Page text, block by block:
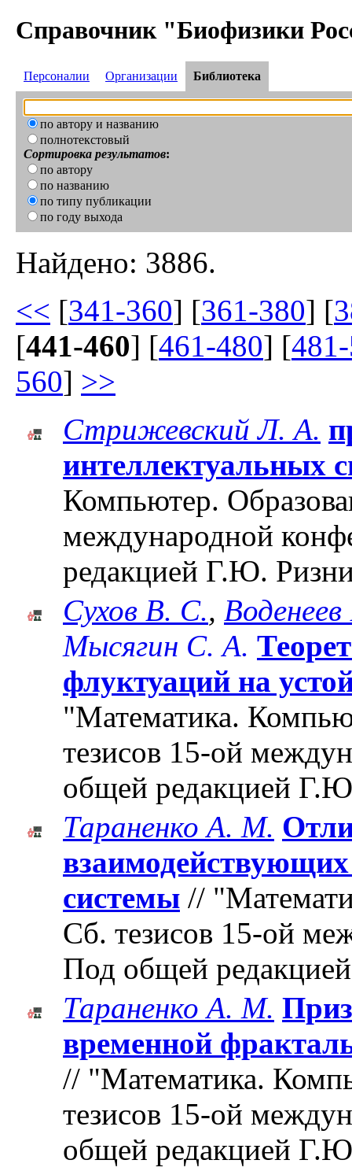
Справочник "Биофизики
Персоналии Организации Библиотека
по автору и названию
полнотекстовый
Сортировка результатов:
по автору
по названию
по типу публикации
по году выхода
Найдено: 3886.
<< [341-360] [361-380] [
[441-460] [461-480] [
560] >>
Стрижевский Л. А.
интеллектуальных
Компьютер.
международной
редакцией Г.Ю.
Сухов В. С.,
Мысягин С. А.
флуктуаций на
"Математика.
тезисов 15-ой
общей редакцией
Тараненко А. М.
системы //
Cб. тезисов 15-ой
Под общей
Тараненко А. М.
временной
// "Математика.
тезисов 15-ой
общей редакцией